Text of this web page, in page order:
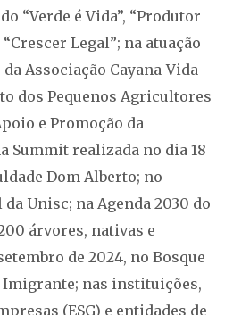
“Verde é Vida”, “Produtor
Legal”; na atuação
Associação Cayana-Vida
dos Pequenos Agricultores
e Promoção da
Summit realizada no dia 18
Dom Alberto; no
Unisc; na Agenda 2030 do
árvores, nativas e
de 2024, no Bosque
Imigrante; nas instituições,
(ESG) e entidades de